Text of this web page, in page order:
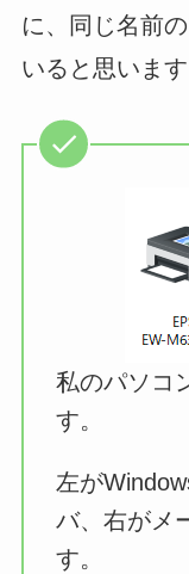
に、同じ名前
いると思います
私のパソコ
す。
左が
バ、右がメ
す。